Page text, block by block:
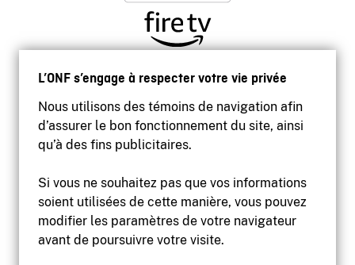
L’ONF s’engage à respecter votre vie privée
Nous utilisons des témoins de navigation afin
d’assurer le bon fonctionnement du site, ainsi
qu’à des fins publicitaires.
Si vous ne souhaitez pas que vos informations
soient utilisées de cette manière, vous pouvez
modifier les paramètres de votre navigateur
avant de poursuivre votre visite.
Accessibilité
Site institutionnel